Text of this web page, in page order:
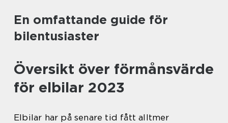
En omfattande guide för
bilentusiaster
Översikt över förmånsvärde
för elbilar 2023
Elbilar har på senare tid fått alltmer